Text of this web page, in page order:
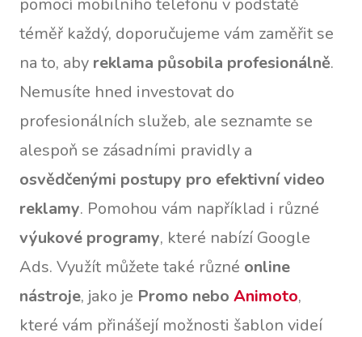
pomocí mobilního telefonu v podstatě
téměř každý, doporučujeme vám zaměřit se
na to, aby reklama působila profesionálně.
Nemusíte hned investovat do
profesionálních služeb, ale seznamte se
alespoň se zásadními pravidly a
osvědčenými postupy pro efektivní video
reklamy. Pomohou vám například i různé
výukové programy, které nabízí Google
Ads. Využít můžete také různé online
nástroje, jako je Promo nebo Animoto,
které vám přinášejí možnosti šablon videí